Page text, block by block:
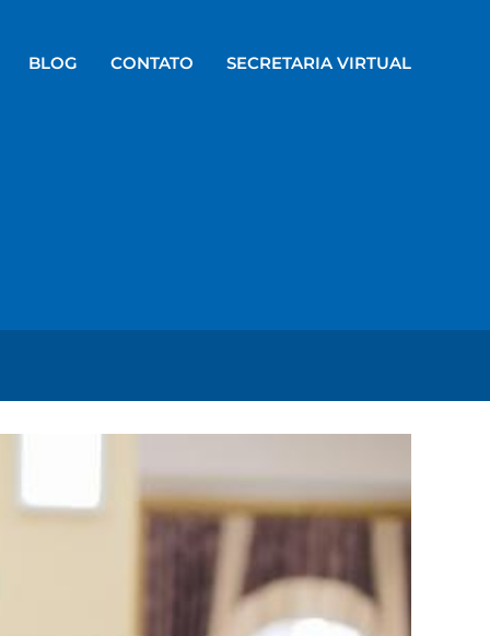
BLOG CONTATO SECRETARIA VIRTUAL